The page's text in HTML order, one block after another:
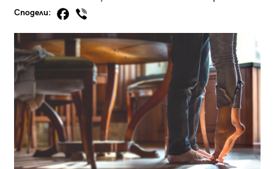
Сподели: